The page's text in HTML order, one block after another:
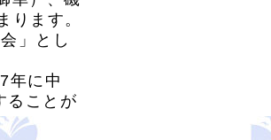
ます。
」とし
年に中
ることが